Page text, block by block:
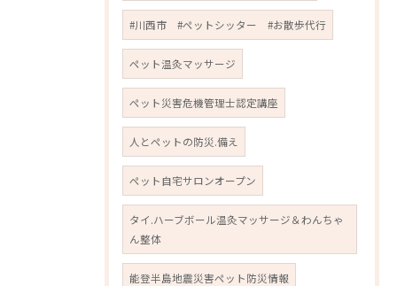
#川西市 #ペットシッター #お散歩代行
ペット温灸マッサージ
ペット災害危機管理士認定講座
人とペットの防災.備え
ペット自宅サロンオープン
タイ.ハーブボール温灸マッサージ＆わんちゃ
ん整体
能登半島地震災害ペット防災情報